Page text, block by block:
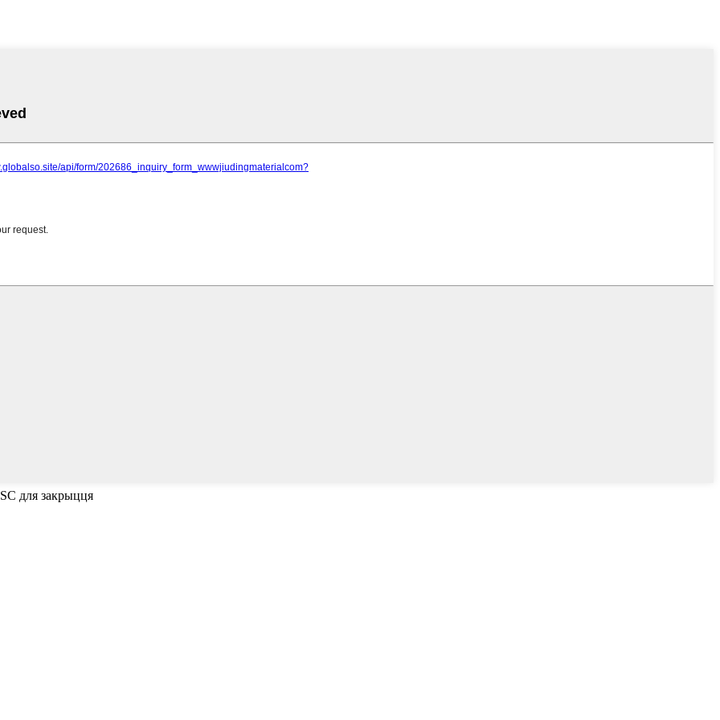
для закрыцця